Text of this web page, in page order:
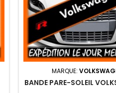
MARQUE:
BANDE PARE-SOLEIL